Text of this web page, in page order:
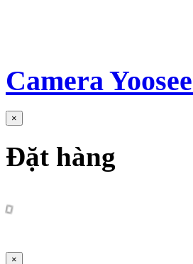
Camera
×
Đặt hàng
×